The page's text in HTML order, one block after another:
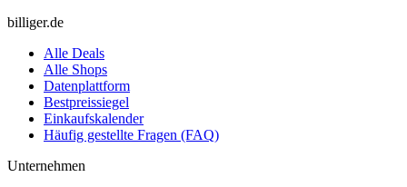
billiger.de
Alle Deals
Alle Shops
Datenplattform
Bestpreissiegel
Einkaufskalender
Häufig gestellte Fragen (FAQ)
Unternehmen